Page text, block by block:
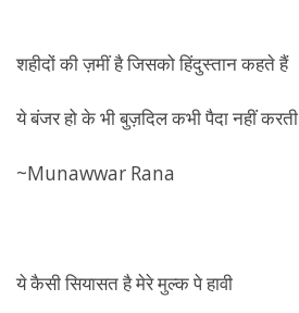
शहीदों की ज़मीं है जिसको हिंदुस्तान कहते हैं
ये बंजर हो के भी बुज़दिल कभी पैदा नहीं करती
~Munawwar Rana
ये कैसी सियासत है मेरे मुल्क पे हावी